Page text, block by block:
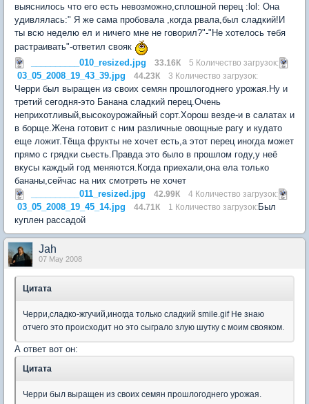
выяснилось что его есть невозможно,сплошной перец :lol: Она
удивлялась:" Я же сама пробовала ,когда рвала,был сладкий!И
ты всю неделю ел и ничего мне не говорил?"-"Не хотелось тебя
растраивать"-ответил свояк
__________010_resized.jpg
33.16К 5 Количество загрузок:
03_05_2008_19_43_39.jpg 44.23К 3 Количество загрузок:
Черри был выращен из своих семян прошлогоднего урожая.Ну и
третий сегодня-это Банана сладкий перец.Очень
неприхотливый,высокоурожайный сорт.Хорош везде-и в салатах и
в борще.Жена готовит с ним различные овощные рагу и кудато
еще ложит.Тёща фрукты не хочет есть,а этот перец иногда может
прямо с грядки сьесть.Правда это было в прошлом году,у неё
вкусы каждый год меняются.Когда приехали,она ела только
бананы,сейчас на них смотреть не хочет
__________011_resized.jpg
42.99К 4 Количество загрузок:
03_05_2008_19_45_14.jpg 44.71К 1 Количество загрузок:Был
куплен рассадой
Jah
07 May 2008
Цитата
Черри,сладко-жгучий,иногда только сладкий smile.gif Не знаю
отчего это происходит но это сыграло злую шутку с моим свояком.
А ответ вот он:
Цитата
Черри был выращен из своих семян прошлогоднего урожая.